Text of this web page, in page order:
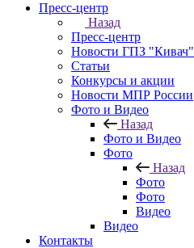
Пресс-центр
Назад
Пресс-центр
Новости ГПЗ "Кивач"
Статьи
Конкурсы и акции
Новости МПР России
Фото и Видео
Назад
Фото и Видео
Фото
Назад
Фото
Фото
Видео
Видео
Контакты